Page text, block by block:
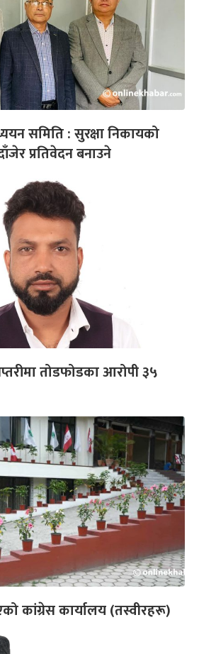
समिति : सुरक्षा निकायको
प्रतिवेदन बनाउने
तोडफोडका आरोपी ३५
कांग्रेस कार्यालय (तस्वीरहरू)